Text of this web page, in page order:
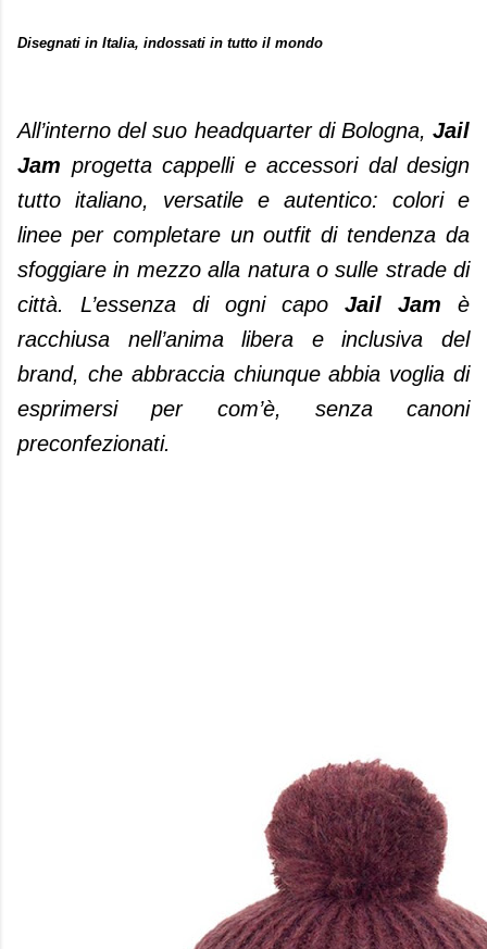
Disegnati in Italia, indossati in tutto il mondo
All’interno del suo headquarter di Bologna, Jail
Jam progetta cappelli e accessori dal design
tutto italiano, versatile e autentico: colori e
linee per completare un outfit di tendenza da
sfoggiare in mezzo alla natura o sulle strade di
città. L’essenza di ogni capo Jail Jam è
racchiusa nell’anima libera e inclusiva del
brand, che abbraccia chiunque abbia voglia di
esprimersi per com’è, senza canoni
preconfezionati.